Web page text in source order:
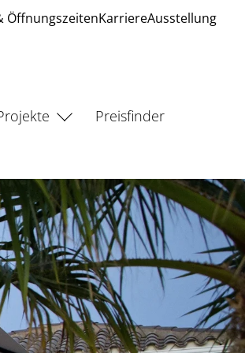
ÖffnungszeitenKarriereAusstellung
Preisfinder